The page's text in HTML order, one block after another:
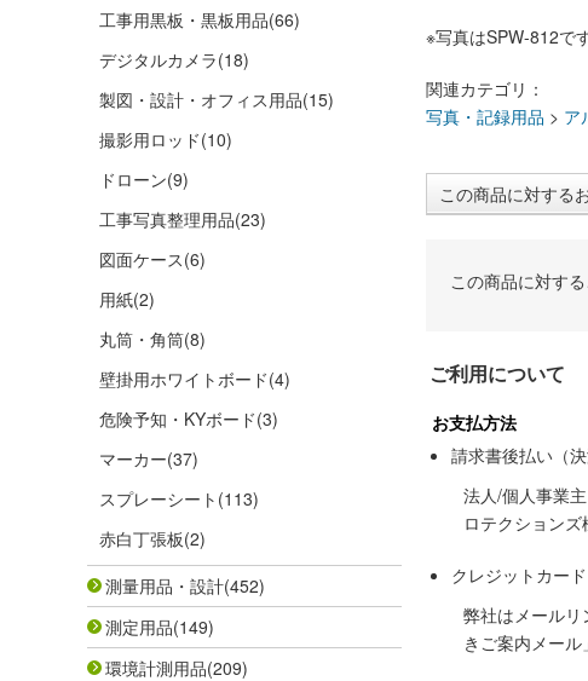
工事用黒板・黒板用品(66)
デジタルカメラ(18)
製図・設計・オフィス用品(15)
撮影用ロッド(10)
ドローン(9)
工事写真整理用品(23)
図面ケース(6)
用紙(2)
丸筒・角筒(8)
壁掛用ホワイトボード(4)
危険予知・KYボード(3)
マーカー(37)
スプレーシート (113)
赤白丁張板(2)
測量用品・設計(452)
測定用品(149)
環境計測用品(209)
※写真はSPW-812です
関連カテゴリ：
写真・記録用品 > ア
この商品に対する
この商品に対す
ご利用について
お支払方法
請求書後払い（
法人/個人事業
ロテクションズ
クレジットカー
弊社はメール
きご案内メー